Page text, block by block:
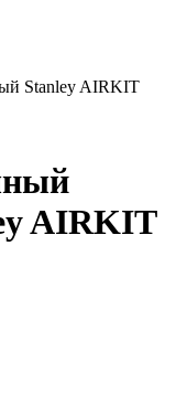
Stanley AIRKIT
AIRKIT